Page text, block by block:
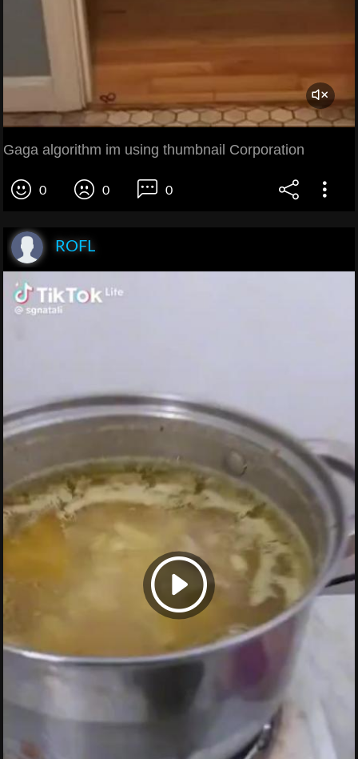
Gaga algorithm im using thumbnail Corporation
0 0 0
ROFL